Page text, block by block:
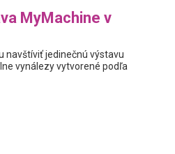
MyMachine v
navštíviť jedinečnú výstavu
vynálezy vytvorené podľa